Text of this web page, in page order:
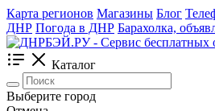
Карта регионов Магазины Блог
ДНР Погода в ДНР Барахолка,
Каталог
Выберите город